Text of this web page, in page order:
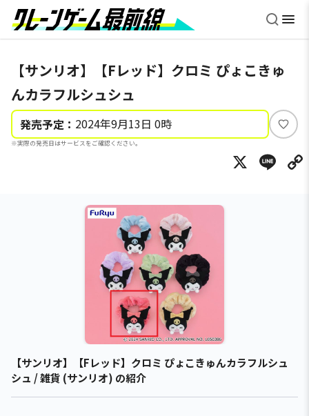
【サンリオ】【Fレッド】クロミ ぴょこきゅ
んカラフルシュシュ
発売予定： 2024年9月13日 0時
※実際の発売日はサービスをご確認ください。
い
ね
X
【サンリオ】【Fレッド】クロミ ぴょこきゅんカラフルシュ
シュ / 雑貨 (サンリオ) の紹介